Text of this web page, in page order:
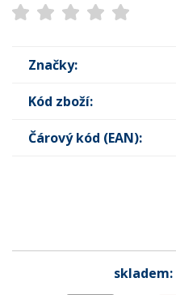
Značky:
Kód zboží:
Čárový kód (EAN):
skladem: